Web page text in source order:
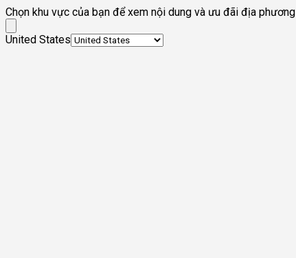
Chọn khu vực của bạn để xem nội dung và ưu đãi địa phương
United States